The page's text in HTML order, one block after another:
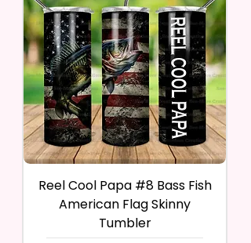
Reel Cool Papa #8 Bass Fish
American Flag Skinny
Tumbler